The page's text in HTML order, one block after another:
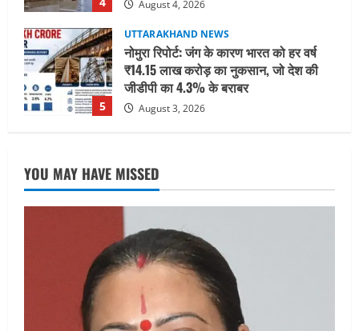
August 3, 2026
1
UTTARAKHAND NEWS
तीलू रौतेली पुरस्कार के लिए 13 वीरांगनाओं का
चयन : रेखा आर्या
2
ब्यूटीफुल आइज़’ एवं ‘मिस ब्यूटीफुल हेयर’ का
आयोजन
UTTARAKHAND NEWS
एमआईटी वर्ल्ड पीस यूनिवर्सिटी और जर्मनी के
बीएसबीआई के बीच समझौता; भारतीय छात्रों
को मिलेंगे वैश्विक अवसर
August 5, 2026
YOU MAY HAVE MISSED